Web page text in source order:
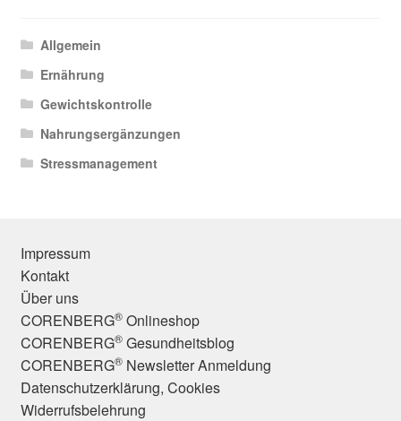
Allgemein
Ernährung
Gewichtskontrolle
Nahrungsergänzungen
Stressmanagement
Impressum
Kontakt
Über uns
CORENBERG®Onlineshop
CORENBERG®Gesundheitsblog
CORENBERG®Newsletter Anmeldung
Datenschutzerklärung, Cookies
Widerrufsbelehrung